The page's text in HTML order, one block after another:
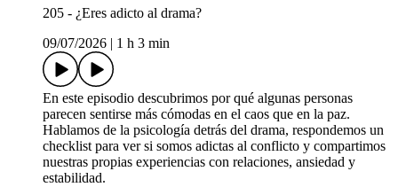
205 - ¿Eres adicto al drama?
09/07/2026
1 h 3 min
En este episodio descubrimos por qué algunas personas
parecen sentirse más cómodas en el caos que en la paz.
Hablamos de la psicología detrás del drama, respondemos un
checklist para ver si somos adictas al conflicto y compartimos
nuestras propias experiencias con relaciones, ansiedad y
estabilidad.